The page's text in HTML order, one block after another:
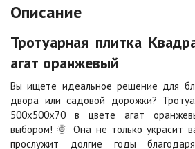
Цена по запросу
Каир
Цена по запросу
Описание
Тротуарная плитка
агат оранжевый
Вы ищете идеальное решение для
двора или садовой дорожки?
500х500х70 в цвете агат
выбором! 🌞 Она не только украсит
прослужит долгие годы